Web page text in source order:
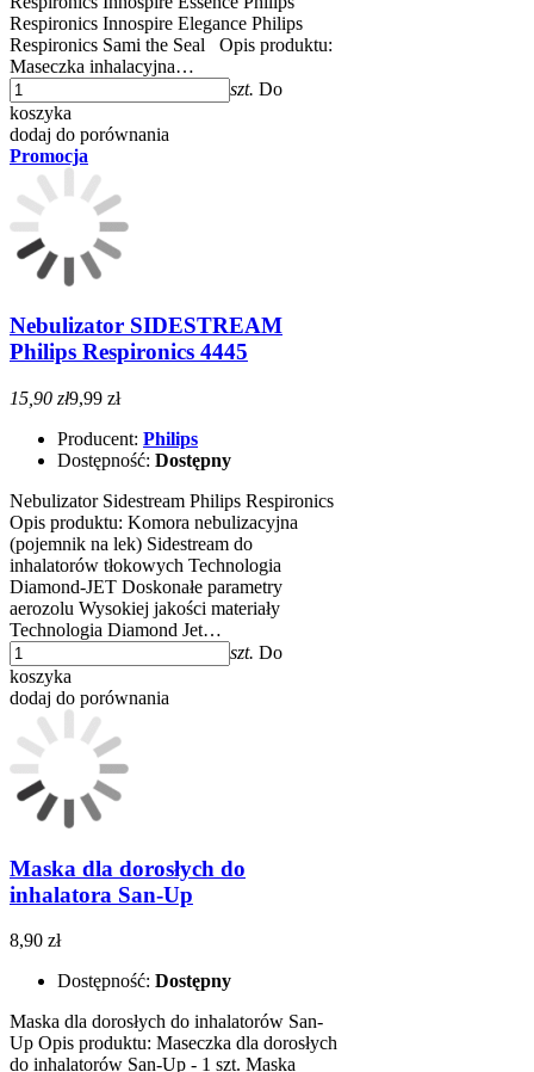
Respironics Innospire Elegance Philips
Respironics Sami the Seal Opis produktu:
Maseczka inhalacyjna…
szt. Do
koszyka
dodaj do porównania
Promocja
Nebulizator SIDESTREAM
Philips Respironics 4445
15,90 zł9,99 zł
Producent: Philips
Dostępność: Dostępny
Nebulizator Sidestream Philips Respironics
Opis produktu: Komora nebulizacyjna
(pojemnik na lek) Sidestream do
inhalatorów tłokowych Technologia
Diamond-JET Doskonałe parametry
aerozolu Wysokiej jakości materiały
Technologia Diamond Jet…
szt. Do
koszyka
dodaj do porównania
Maska dla dorosłych do
inhalatora San-Up
8,90 zł
Dostępność: Dostępny
Maska dla dorosłych do inhalatorów San-
Up Opis produktu: Maseczka dla dorosłych
do inhalatorów San-Up - 1 szt. Maska